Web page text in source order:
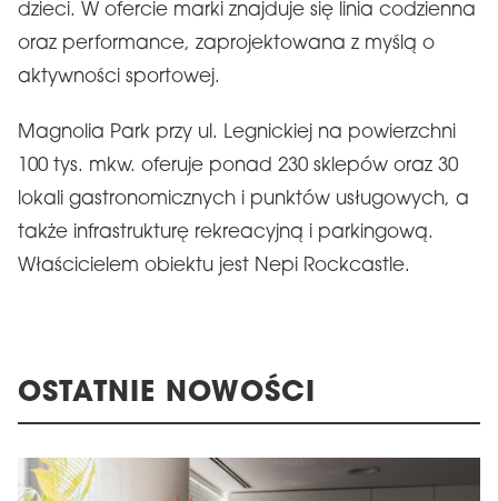
dzieci. W ofercie marki znajduje się linia codzienna
oraz performance, zaprojektowana z myślą o
aktywności sportowej.
Magnolia Park przy ul. Legnickiej na powierzchni
100 tys. mkw. oferuje ponad 230 sklepów oraz 30
lokali gastronomicznych i punktów usługowych, a
także infrastrukturę rekreacyjną i parkingową.
Właścicielem obiektu jest Nepi Rockcastle.
OSTATNIE NOWOŚCI